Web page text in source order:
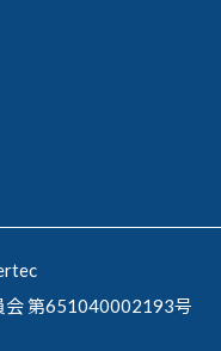
会 第651040002193号